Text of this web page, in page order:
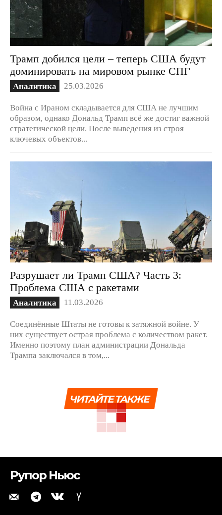
Трамп добился цели – теперь США будут
доминировать на мировом рынке СПГ
Аналитика 25.03.2026
Война с Ираном складывается для США не лучшим
образом, однако Дональд Трамп всё же достиг важной
стратегической цели. После выведения из строя
ключевых объектов...
Разрушает ли Трамп США? Часть 3:
Проблема США с ракетами
Аналитика 11.03.2026
Соединённые Штаты не готовы к затяжной войне. У
них существует острая проблема с количеством ракет.
Именно поэтому план администрации Дональда
Трампа заключался в том,...
ЧИТАЙТЕ ТАКЖЕ
Рупор Ньюс